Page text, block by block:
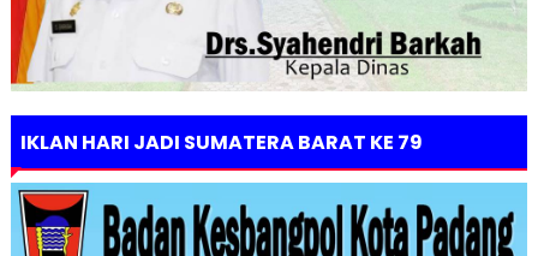
IKLAN HARI JADI SUMATERA BARAT KE 79